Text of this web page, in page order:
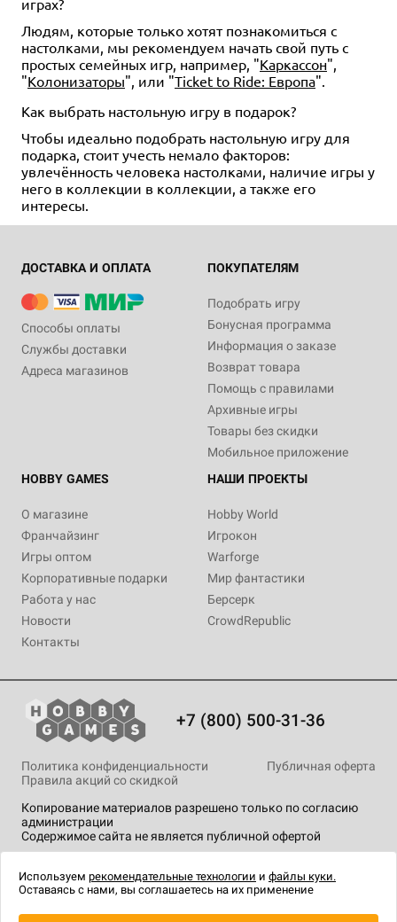
играх?
Людям, которые только хотят познакомиться с
настолками, мы рекомендуем начать свой путь с
простых семейных игр, например, "Каркассон",
"Колонизаторы", или "Ticket to Ride: Европа".
Как выбрать настольную игру в подарок?
Чтобы идеально подобрать настольную игру для
подарка, стоит учесть немало факторов:
увлечённость человека настолками, наличие игры у
него в коллекции в коллекции, а также его
интересы.
ДОСТАВКА И ОПЛАТА
Способы оплаты
Службы доставки
Адреса магазинов
ПОКУПАТЕЛЯМ
Подобрать игру
Бонусная программа
Информация о заказе
Возврат товара
Помощь с правилами
Архивные игры
Товары без скидки
Мобильное приложение
HOBBY GAMES
О магазине
Франчайзинг
Игры оптом
Корпоративные подарки
Работа у нас
Новости
Контакты
НАШИ ПРОЕКТЫ
Hobby World
Игрокон
Warforge
Мир фантастики
Берсерк
CrowdRepublic
+7 (800) 500-31-36
Копирование материалов разрешено только по согласию
администрации
Содержимое сайта не является публичной офертой
Политика конфиденциальности
Публичная оферта
Правила акций со скидкой
технологии .
Используем рекомендательные технологии и файлы куки.
Оставаясь с нами, вы соглашаетесь на их применение